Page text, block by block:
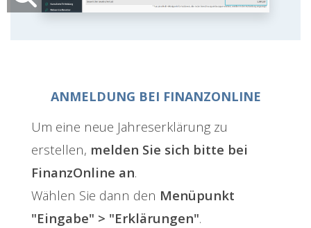
ANMELDUNG BEI FINANZONLINE
Um eine neue Jahreserklärung zu
erstellen, melden Sie sich bitte bei
FinanzOnline an.
Wählen Sie dann den Menüpunkt
"Eingabe" > "Erklärungen".